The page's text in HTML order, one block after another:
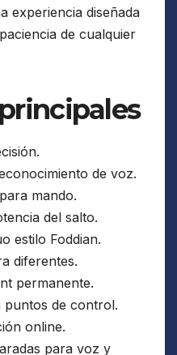
experiencia diseñada
de cualquier
de voz.
mando.
del salto.
estilo Foddian.
diferentes.
permanente.
de control.
online.
para voz y